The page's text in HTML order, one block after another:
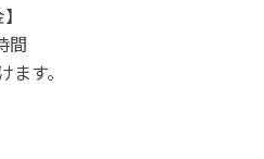
間
す。